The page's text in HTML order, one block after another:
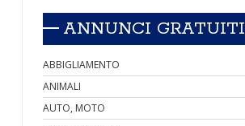
ANNUNCI GRATUITI
ABBIGLIAMENTO
ANIMALI
AUTO, MOTO